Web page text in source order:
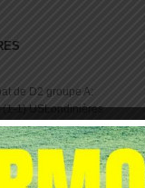
de D2 groupe A:
1) USLondinières